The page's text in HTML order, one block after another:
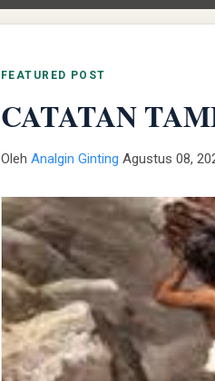
FEATURED POST
CATATAN
Oleh Analgin Ginting Agustus 08,